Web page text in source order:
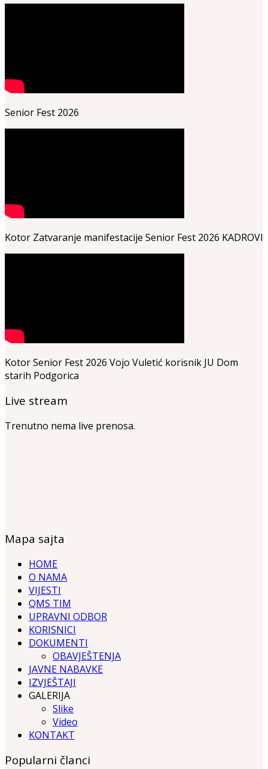
Senior Fest 2026
Kotor Zatvaranje manifestacije Senior Fest 2026 KADROVI
Kotor Senior Fest 2026 Vojo Vuletić korisnik JU Dom
starih Podgorica
Live stream
Trenutno nema live prenosa.
Mapa sajta
HOME
O NAMA
VIJESTI
QMS TIM
UPRAVNI ODBOR
KORISNICI
DOKUMENTI
OBAVJEŠTENJA
JAVNE NABAVKE
IZVJEŠTAJI
GALERIJA
Slike
Video
KONTAKT
Popularni članci